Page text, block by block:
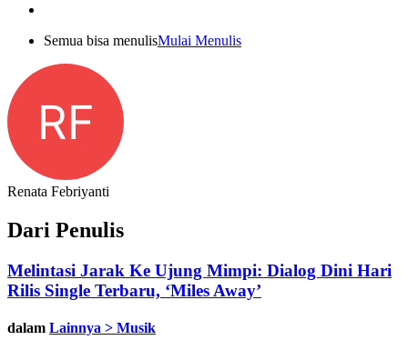
Semua bisa menulisMulai Menulis
RF
Renata Febriyanti
Dari Penulis
Melintasi Jarak Ke Ujung Mimpi: Dialog Dini Hari
Rilis Single Terbaru, ‘Miles Away’
dalam Lainnya > Musik